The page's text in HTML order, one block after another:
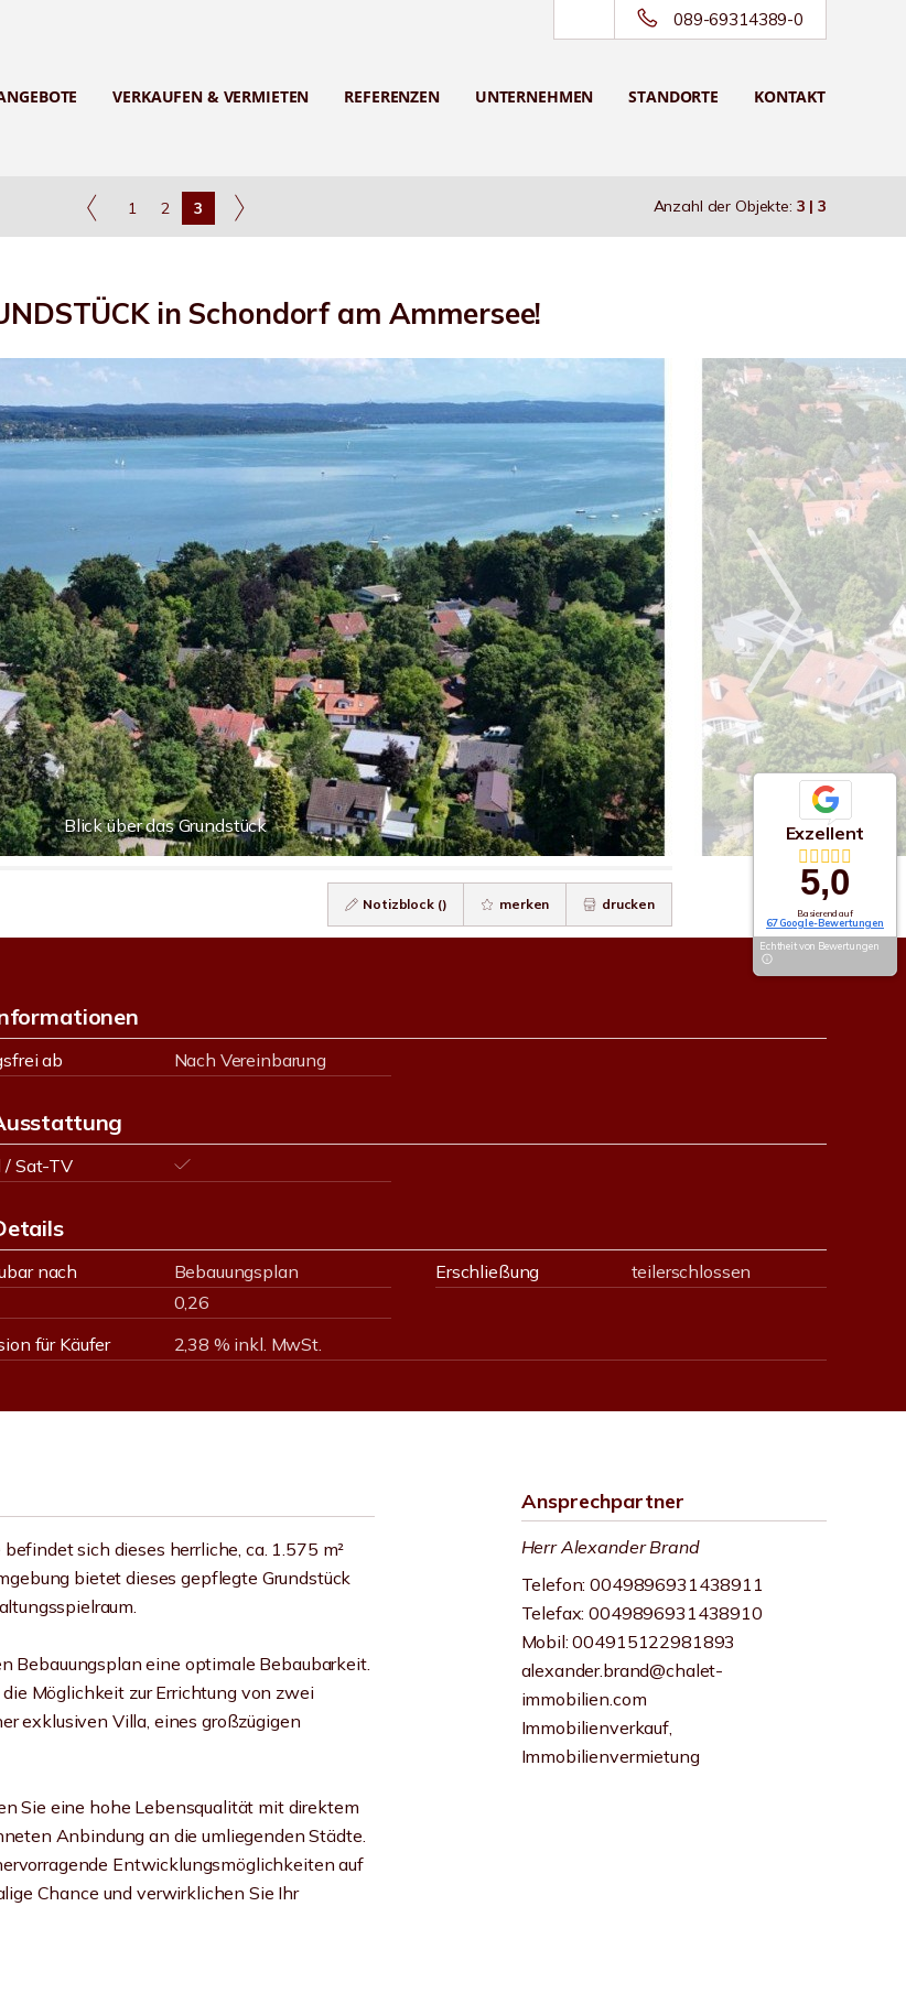
089-69314389-0
VERKAUFEN & VERMIETEN REFERENZEN UNTERNEHMEN STANDORTE KONTAKT
1 2 3 Anzahl der Objekte: 3 | 3
in Schondorf am Ammersee!
Blick über das Grundstück
Notizblock () merken drucken
ab Nach Vereinbarung
/ Sat-TV
nach Bebauungsplan Erschließung
teilerschlossen
0,26
für Käufer
2,38 % inkl. MwSt.
sich dieses herrliche, ca. 1.575 m²
bietet dieses gepflegte Grundstück
Bebauungsplan eine optimale Bebaubarkeit.
Möglichkeit zur Errichtung von zwei
exklusiven Villa, eines großzügigen
Sie eine hohe Lebensqualität mit direktem
Anbindung an die umliegenden Städte.
Entwicklungsmöglichkeiten auf
Chance und verwirklichen Sie Ihr
Ansprechpartner
Herr Alexander Brand
Telefon: 0049896931438911
Telefax: 0049896931438910
Mobil: 004915122981893
alexander.brand@chalet-
immobilien.com
Immobilienverkauf,
Immobilienvermietung
Exzellent
5,0
Basierend auf
67 Google-Bewertungen
Echtheit von Bewertungen